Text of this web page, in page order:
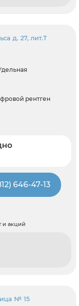
д. 27, лит.Т
рентген
646-47-13
и акций
№ 15